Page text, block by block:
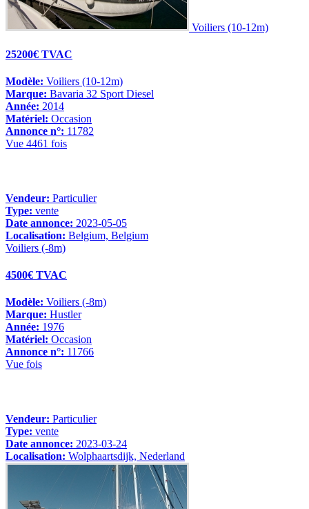
Voiliers (10-12m)
25200€ TVAC
Modèle: Voiliers (10-12m)
Marque: Bavaria 32 Sport Diesel
Année: 2014
Matériel: Occasion
Annonce n°: 11782
Vue 4461 fois
Vendeur: Particulier
Type: vente
Date annonce: 2023-05-05
Localisation: Belgium, Belgium
Voiliers (-8m)
4500€ TVAC
Modèle: Voiliers (-8m)
Marque: Hustler
Année: 1976
Matériel: Occasion
Annonce n°: 11766
Vue fois
Vendeur: Particulier
Type: vente
Date annonce: 2023-03-24
Localisation: Wolphaartsdijk, Nederland